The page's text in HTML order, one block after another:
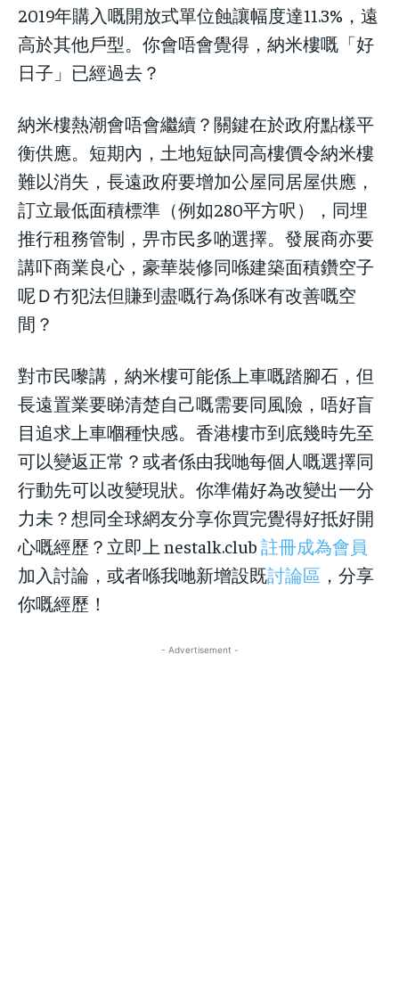
2019年購入嘅開放式單位蝕讓幅度達11.3%，遠
高於其他戶型。你會唔會覺得，納米樓嘅「好
日子」已經過去？
納米樓熱潮會唔會繼續？關鍵在於政府點樣平
衡供應。短期內，土地短缺同高樓價令納米樓
難以消失，長遠政府要增加公屋同居屋供應，
訂立最低面積標準（例如280平方呎），同埋
推行租務管制，畀市民多啲選擇。發展商亦要
講吓商業良心，豪華裝修同喺建築面積鑽空子
呢Ｄ冇犯法但賺到盡嘅行為係咪有改善嘅空
間？
對市民嚟講，納米樓可能係上車嘅踏腳石，但
長遠置業要睇清楚自己嘅需要同風險，唔好盲
目追求上車嗰種快感。香港樓市到底幾時先至
可以變返正常？或者係由我哋每個人嘅選擇同
行動先可以改變現狀。你準備好為改變出一分
力未？想同全球網友分享你買完覺得好抵好開
心嘅經歷？立即上 nestalk.club 註冊成為會員
加入討論，或者喺我哋新增設既討論區 ，分享
你嘅經歷！
- Advertisement -